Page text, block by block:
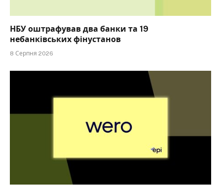
НБУ оштрафував два банки та 19
небанківських фінустанов
8 Серпня 2026